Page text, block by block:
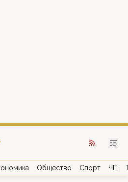
Общество Спорт ЧП